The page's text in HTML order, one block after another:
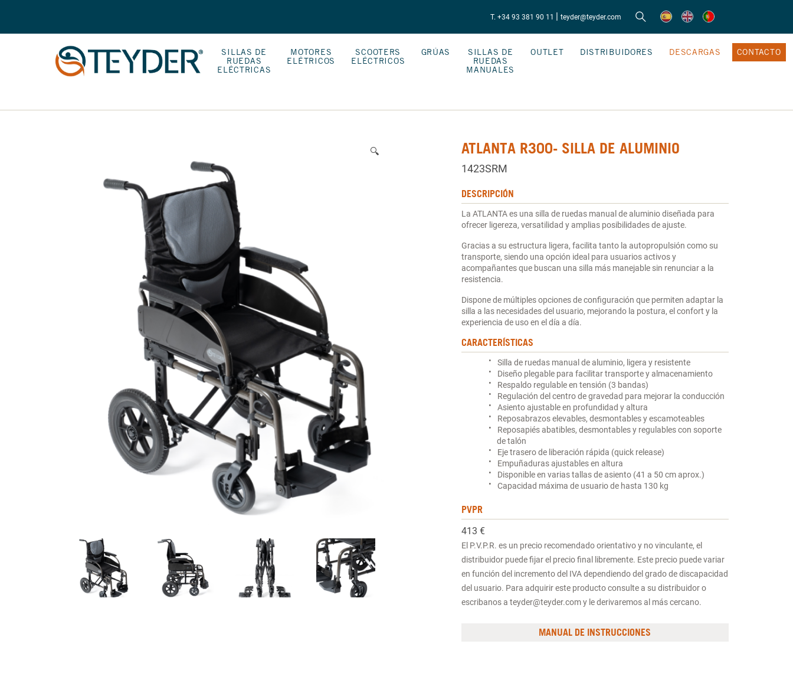
T. +34 93 381 90 11 | teyder@teyder.com
SILLAS DE
RUEDAS
ELÉCTRICAS
MOTORES
ELÉTRICOS
SCOOTERS
ELÉCTRICOS
GRÚAS
SILLAS DE
RUEDAS
MANUALES
OUTLET DISTRIBUIDORES DESCARGAS CONTACTO
🔍 ATLANTA R300- SILLA DE ALUMINIO
1423SRM
DESCRIPCIÓN
La ATLANTA es una silla de ruedas manual de aluminio diseñada para
ofrecer ligereza, versatilidad y amplias posibilidades de ajuste.
Gracias a su estructura ligera, facilita tanto la autopropulsión como su
transporte, siendo una opción ideal para usuarios activos y
acompañantes que buscan una silla más manejable sin renunciar a la
resistencia.
Dispone de múltiples opciones de configuración que permiten adaptar la
silla a las necesidades del usuario, mejorando la postura, el confort y la
experiencia de uso en el día a día.
CARACTERÍSTICAS
Silla de ruedas manual de aluminio, ligera y resistente
Diseño plegable para facilitar transporte y almacenamiento
Respaldo regulable en tensión (3 bandas)
Regulación del centro de gravedad para mejorar la conducción
Asiento ajustable en profundidad y altura
Reposabrazos elevables, desmontables y escamoteables
Reposapiés abatibles, desmontables y regulables con soporte
de talón
Eje trasero de liberación rápida (quick release)
Empuñaduras ajustables en altura
Disponible en varias tallas de asiento (41 a 50 cm aprox.)
Capacidad máxima de usuario de hasta 130 kg
PVPR
413 €
El P.V.P.R. es un precio recomendado orientativo y no vinculante, el
distribuidor puede fijar el precio final libremente. Este precio puede variar
en función del incremento del IVA dependiendo del grado de discapacidad
del usuario. Para adquirir este producto consulte a su distribuidor o
escribanos a teyder@teyder.com y le derivaremos al más cercano.
MANUAL DE INSTRUCCIONES